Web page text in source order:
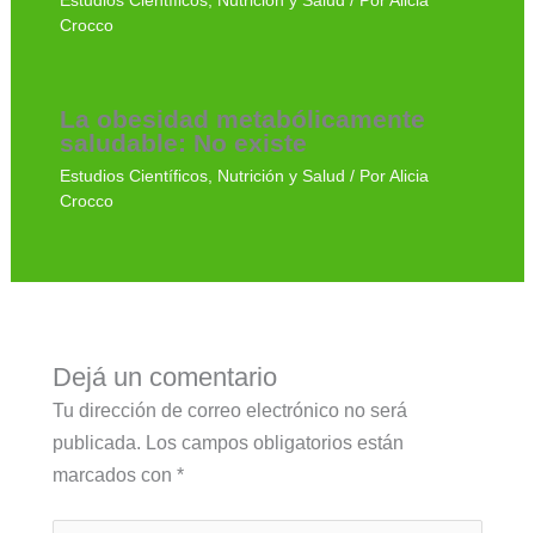
Crocco
La obesidad metabólicamente
saludable: No existe
Estudios Científicos, Nutrición y Salud / Por Alicia
Crocco
Dejá un comentario
Tu dirección de correo electrónico no será
publicada. Los campos obligatorios están
marcados con *